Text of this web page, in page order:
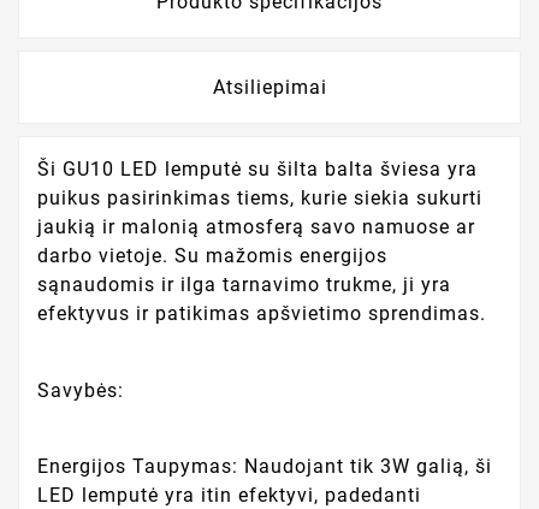
Atsiliepimai
Ši GU10 LED lemputė su šilta balta šviesa yra
puikus pasirinkimas tiems, kurie siekia sukurti
jaukią ir malonią atmosferą savo namuose ar
darbo vietoje. Su mažomis energijos
sąnaudomis ir ilga tarnavimo trukme, ji yra
efektyvus ir patikimas apšvietimo sprendimas.
Savybės:
Energijos Taupymas: Naudojant tik 3W galią, ši
LED lemputė yra itin efektyvi, padedanti